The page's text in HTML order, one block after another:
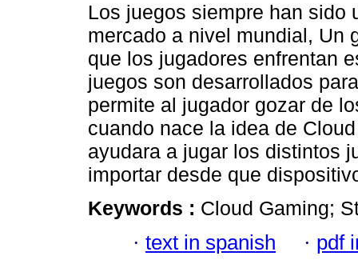
Los juegos siempre han sido
mercado a nivel mundial, Un
que los jugadores enfrentan
juegos son desarrollados
permite al jugador gozar de
cuando nace la idea de
ayudara a jugar los distintos
importar desde que
Keywords : Cloud Gaming;
· text in spanish · pdf